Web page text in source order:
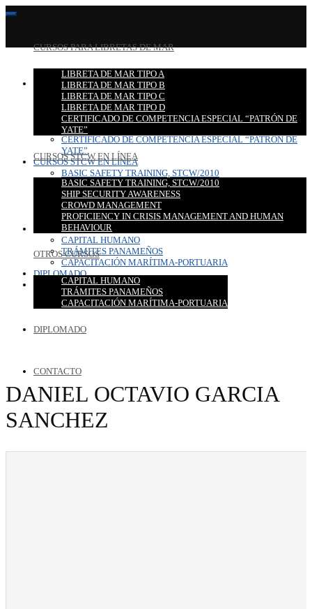
CURSOS PARA LIBRETAS DE MAR
LIBRETA DE MAR TIPO A
LIBRETA DE MAR TIPO B
LIBRETA DE MAR TIPO C
LIBRETA DE MAR TIPO D
CERTIFICADO DE COMPETENCIA ESPECIAL “PATRÓN DE
YATE”
CURSOS STCW EN LÍNEA
BASIC SAFETY TRAINING, STCW/2010
SHIP SECURITY AWARENESS
CROWD MANAGEMENT
PROFICIENCY IN CRISIS MANAGEMENT AND HUMAN
BEHAVIOUR
OTROS CURSOS
CAPITAL HUMANO
TRÁMITES PANAMEÑOS
CAPACITACIÓN MARÍTIMA-PORTUARIA
DIPLOMADO
CONTACTO
CURSOS PARA LIBRETAS DE MAR
LIBRETA DE MAR TIPO A
LIBRETA DE MAR TIPO B
LIBRETA DE MAR TIPO C
LIBRETA DE MAR TIPO D
CERTIFICADO DE COMPETENCIA ESPECIAL “PATRÓN DE
YATE”
CURSOS STCW EN LÍNEA
BASIC SAFETY TRAINING, STCW/2010
SHIP SECURITY AWARENESS
CROWD MANAGEMENT
PROFICIENCY IN CRISIS MANAGEMENT AND HUMAN
BEHAVIOUR
OTROS CURSOS
CAPITAL HUMANO
TRÁMITES PANAMEÑOS
CAPACITACIÓN MARÍTIMA-PORTUARIA
DIPLOMADO
CONTACTO
DANIEL OCTAVIO GARCIA
SANCHEZ